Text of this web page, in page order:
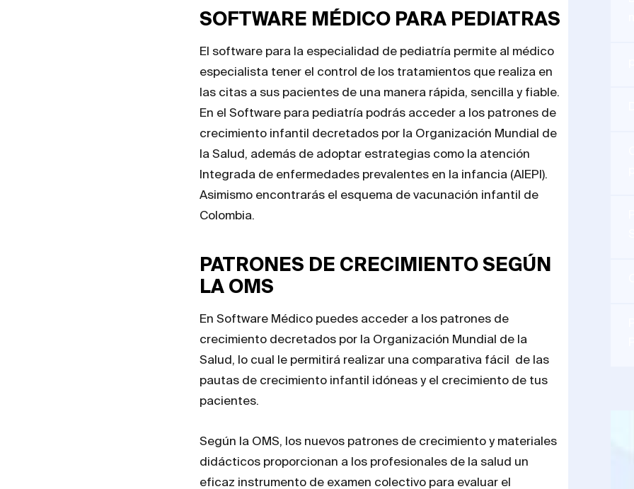
SOFTWARE MÉDICO PARA PEDIATRAS
El software para la especialidad de pediatría permite al médico
especialista tener el control de los tratamientos que realiza en
las citas a sus pacientes de una manera rápida, sencilla y fiable.
En el Software para pediatría podrás acceder a los patrones de
crecimiento infantil decretados por la Organización Mundial de
la Salud, además de adoptar estrategias como la atención
Integrada de enfermedades prevalentes en la infancia (AIEPI).
Asimismo encontrarás el esquema de vacunación infantil de
Colombia.
PATRONES DE CRECIMIENTO SEGÚN
LA OMS
En Software Médico puedes acceder a los patrones de
crecimiento decretados por la Organización Mundial de la
Salud, lo cual le permitirá realizar una comparativa fácil de las
pautas de crecimiento infantil idóneas y el crecimiento de tus
pacientes.
Según la OMS, los nuevos patrones de crecimiento y materiales
didácticos proporcionan a los profesionales de la salud un
eficaz instrumento de examen colectivo para evaluar el